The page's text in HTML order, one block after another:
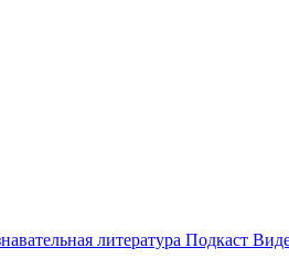
литература Подкаст